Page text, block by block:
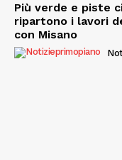
Più verde e piste
ripartono i lavori
con Misano